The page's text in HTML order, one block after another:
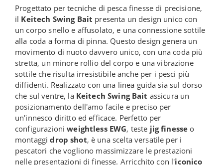
Progettato per tecniche di pesca finesse di precisione,
il Keitech Swing Bait presenta un design unico con
un corpo snello e affusolato, e una connessione sottile
alla coda a forma di pinna. Questo design genera un
movimento di nuoto davvero unico, con una coda più
stretta, un minore rollio del corpo e una vibrazione
sottile che risulta irresistibile anche per i pesci più
diffidenti. Realizzato con una linea guida sia sul dorso
che sul ventre, la Keitech Swing Bait assicura un
posizionamento dell'amo facile e preciso per
un'innesco diritto ed efficace. Perfetto per
configurazioniweightless EWG, teste jig finesse o
montaggidrop shot, è una scelta versatile per i
pescatori che vogliono massimizzare le prestazioni
nelle presentazioni di finesse. Arricchito con l'iconico